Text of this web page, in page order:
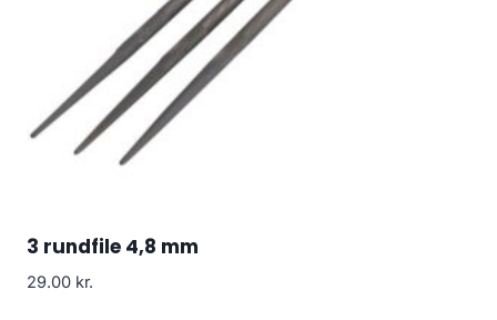
3 rundfile 4,8 mm
29.00 kr.